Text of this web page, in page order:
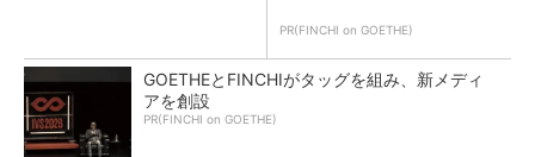
PR(FINCHI on GOETHE)
GOETHEとFINCHIがタッグを組み、新メディ
アを創設
PR(FINCHI on GOETHE)